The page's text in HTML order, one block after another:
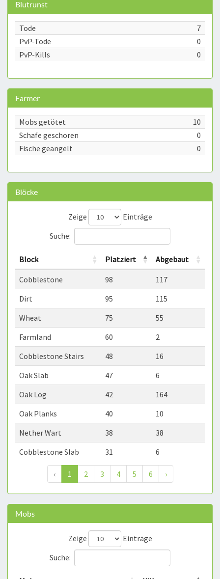
Blutrunst
Tode
7
PvP-Tode
0
PvP-Kills
0
Farmer
Mobs getötet
10
Schafe geschoren
0
Fische geangelt
0
Blöcke
Zeige
Einträge
Suche:
Block Platziert Abgebaut
Cobblestone 98
117
Dirt
95
115
Wheat
75
55
Farmland
60
2
Cobblestone Stairs
48
16
Oak Slab
47
6
Oak Log
42
164
Oak Planks
40
10
Nether Wart
38
38
Cobblestone Slab
31 6
‹ 1 2 3 4 5 6 ›
Mobs
Zeige
Einträge
Suche: